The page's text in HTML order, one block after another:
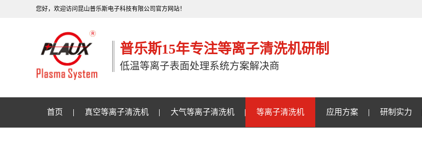
您好，欢迎访问昆山普乐斯电子科技有限公司官方网站！
普乐斯15年专注等离子清洗机研制
低温等离子表面处理系统方案解决商
首页 真空等离子清洗机 大气等离子清洗机 等离子清洗机 应用方案 研制实力